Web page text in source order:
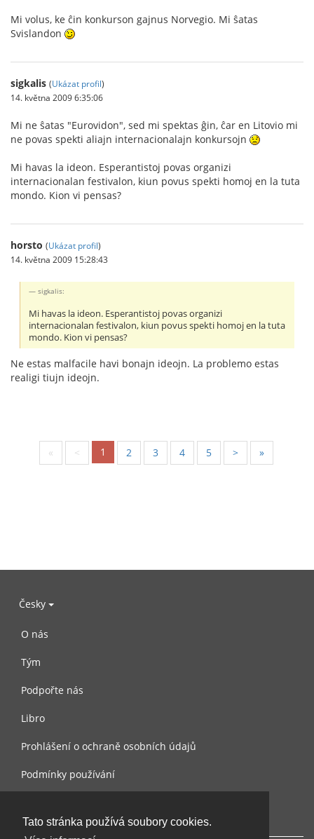
Tato stránka používá soubory cookies.
Mi volus, ke ĉin konkurson gajnus Norvegio. Mi ŝatas
Svislandon
sigkalis (Ukázat profil)
14. května 2009 6:35:06
Mi ne ŝatas "Eurovidon", sed mi spektas ĝin, ĉar en Litovio mi
ne povas spekti aliajn internacionalajn konkursojn
Mi havas la ideon. Esperantistoj povas organizi
internacionalan festivalon, kiun povus spekti homoj en la tuta
mondo. Kion vi pensas?
horsto (Ukázat profil)
14. května 2009 15:28:43
sigkalis:
Mi havas la ideon. Esperantistoj povas organizi
internacionalan festivalon, kiun povus spekti homoj en la tuta
mondo. Kion vi pensas?
Ne estas malfacile havi bonajn ideojn. La problemo estas
realigi tiujn ideojn.
« < 1 2 3 4 5 > »
Česky
O nás
Tým
Podpořte nás
Libro
Prohlášení o ochraně osobních údajů
Podmínky používání